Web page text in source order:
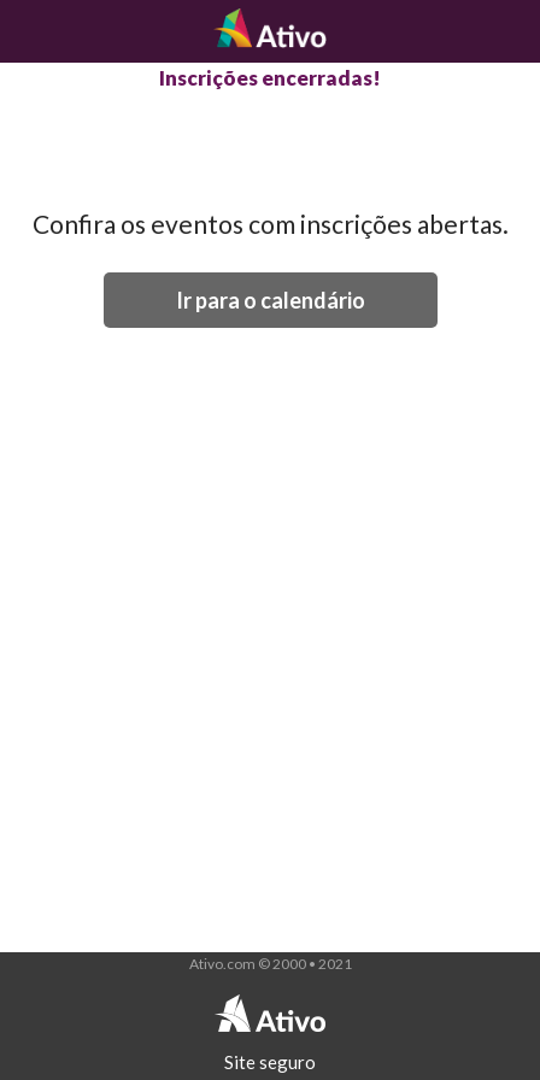
Inscrições encerradas!
Confira os eventos com inscrições abertas.
Ir para o calendário
Ativo.com © 2000 • 2021
Site seguro